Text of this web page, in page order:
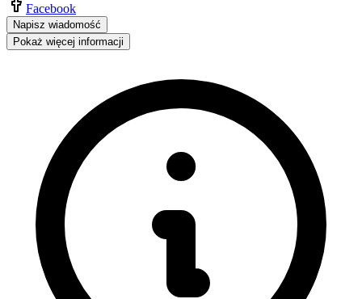
Facebook
Napisz wiadomość
Pokaż więcej informacji